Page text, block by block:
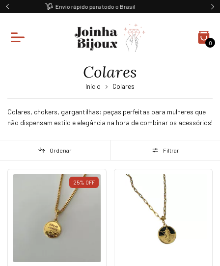
Ganhe 10% off na primeira compra
0
Colares
Início Colares
Colares, chokers, gargantilhas: peças perfeitas para mulheres que
não dispensam estilo e elegância na hora de combinar os acessórios!
Ordenar Filtrar
25% OFF